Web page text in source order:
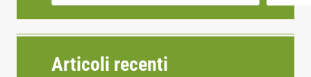
Articoli recenti